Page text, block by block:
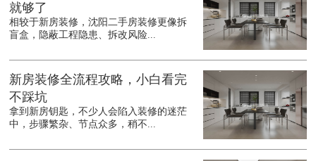
就够了
相较于新房装修，沈阳二手房装修更像拆
盲盒，隐蔽工程隐患、拆改风险...
新房装修全流程攻略，小白看完
不踩坑
拿到新房钥匙，不少人会陷入装修的迷茫
中，步骤繁杂、节点众多，稍不...